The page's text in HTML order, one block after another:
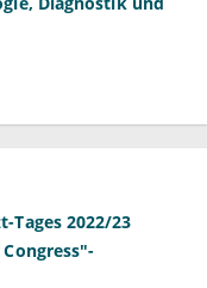
Tages 2022/23